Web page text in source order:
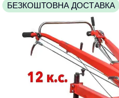
БЕЗКОШТОВНА ДОСТАВКА